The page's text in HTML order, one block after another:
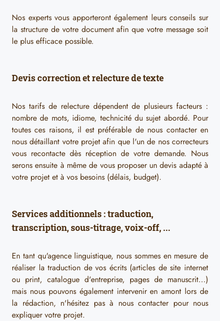
Nos experts vous apporteront également leurs conseils sur
la structure de votre document afin que votre message soit
le plus efficace possible.
Devis correction et relecture de texte
Nos tarifs de relecture dépendent de plusieurs facteurs :
nombre de mots, idiome, technicité du sujet abordé. Pour
toutes ces raisons, il est préférable de nous contacter en
nous détaillant votre projet afin que l'un de nos correcteurs
vous recontacte dès réception de votre demande. Nous
serons ensuite à même de vous proposer un devis adapté à
votre projet et à vos besoins (délais, budget).
Services additionnels : traduction,
transcription, sous-titrage, voix-off, ...
En tant qu'agence linguistique, nous sommes en mesure de
réaliser la traduction de vos écrits (articles de site internet
ou print, catalogue d'entreprise, pages de manuscrit...)
mais nous pouvons également intervenir en amont lors de
la rédaction, n'hésitez pas à nous contacter pour nous
expliquer votre projet.